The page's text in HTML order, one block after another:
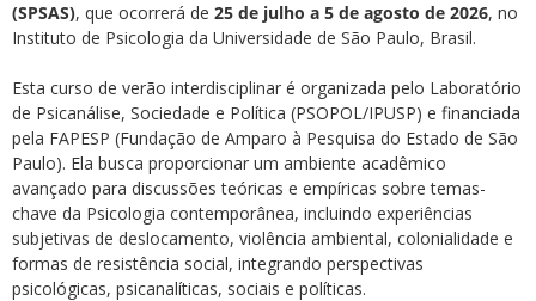
(SPSAS), que ocorrerá de 25 de julho a 5 de agosto de 2026, no
Instituto de Psicologia da Universidade de São Paulo, Brasil.
Esta curso de verão interdisciplinar é organizada pelo Laboratório
de Psicanálise, Sociedade e Política (PSOPOL/IPUSP) e financiada
pela FAPESP (Fundação de Amparo à Pesquisa do Estado de São
Paulo). Ela busca proporcionar um ambiente acadêmico
avançado para discussões teóricas e empíricas sobre temas-
chave da Psicologia contemporânea, incluindo experiências
subjetivas de deslocamento, violência ambiental, colonialidade e
formas de resistência social, integrando perspectivas
psicológicas, psicanalíticas, sociais e políticas.